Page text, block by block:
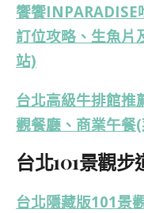
饗饗INPARADISE
訂位攻略、生魚片
站)
台北高級牛排館推
觀餐廳、商業午餐
台北101景觀步
台北隱藏版101景